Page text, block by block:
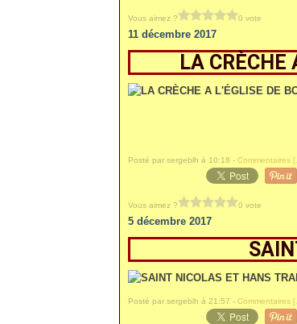
Vous aimez ? 0 vote
11 décembre 2017
LA CRÈCHE
Posté par sergeblh à 10:18 - Commentaires [
Vous aimez ? 0 vote
5 décembre 2017
Posté par sergeblh à 21:57 - Commentaires [